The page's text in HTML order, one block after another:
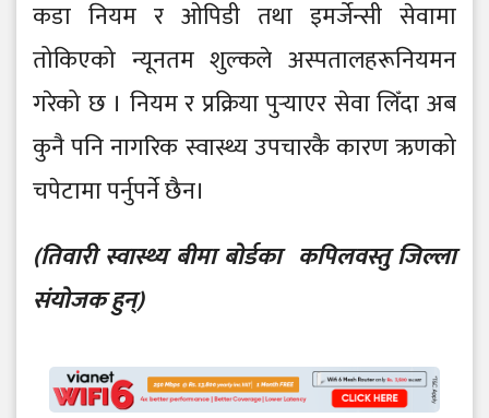
कडा नियम र ओपिडी तथा इमर्जेन्सी सेवामा
तोकिएको न्यूनतम शुल्कले अस्पतालहरूनियमन
गरेको छ । नियम र प्रक्रिया पुऱ्याएर सेवा लिँदा अब
कुनै पनि नागरिक स्वास्थ्य उपचारकै कारण ऋणको
चपेटामा पर्नुपर्ने छैन।
(तिवारी स्वास्थ्य बीमा बोर्डका कपिलवस्तु जिल्ला
संयोजक हुन्)